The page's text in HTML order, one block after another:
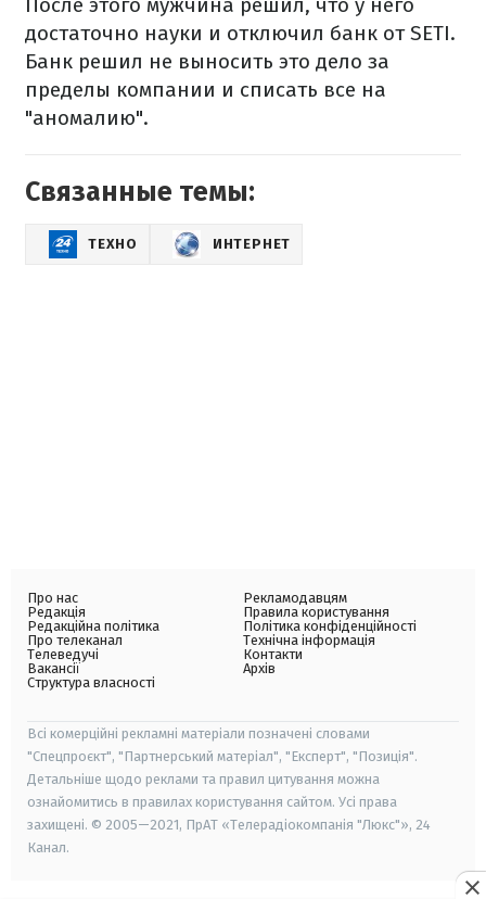
достаточно науки и отключил банк от SETI.
Банк решил не выносить это дело за
пределы компании и списать все на
"аномалию".
Связанные темы:
ТЕХНО ИНТЕРНЕТ
Про нас
Редакція
Редакційна політика
Про телеканал
Телеведучі
Вакансії
Структура власності
Рекламодавцям
Правила користування
Політика конфіденційності
Технічна інформація
Контакти
Архів
Всі комерційні рекламні матеріали позначені словами
"Спецпроєкт", "Партнерський матеріал", "Експерт", "Позиція".
Детальніше щодо реклами та правил цитування можна
ознайомитись в правилах користування сайтом. Усі права
захищені. © 2005—2021, ПрАТ «Телерадіокомпанія "Люкс"», 24
Канал.